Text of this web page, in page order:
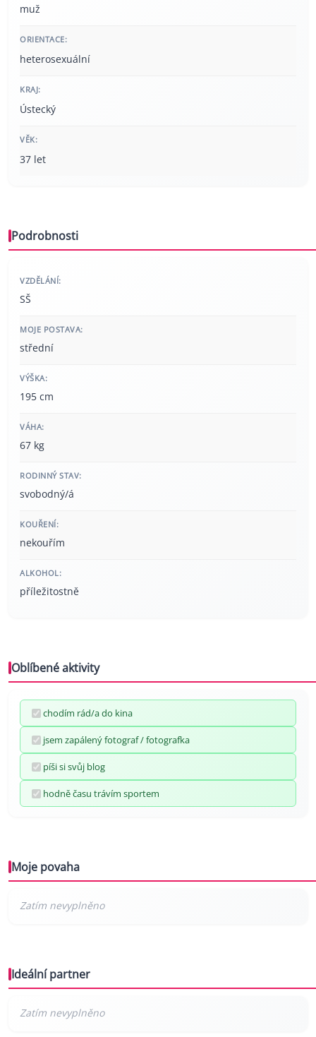
muž
ORIENTACE:
heterosexuální
KRAJ:
Ústecký
VĚK:
37 let
Podrobnosti
VZDĚLÁNÍ:
SŠ
MOJE POSTAVA:
střední
VÝŠKA:
195 cm
VÁHA:
67 kg
RODINNÝ STAV:
svobodný/á
KOUŘENÍ:
nekouřím
ALKOHOL:
příležitostně
Oblíbené aktivity
chodím rád/a do kina
jsem zapálený fotograf / fotografka
píši si svůj blog
hodně času trávím sportem
Moje povaha
Ideální partner